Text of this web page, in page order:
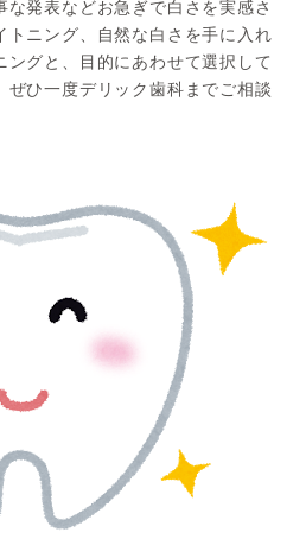
発表などお急ぎで白さを実感さ
トニング、自然な白さを手に入れ
ングと、目的にあわせて選択して
ぜひ一度デリック歯科までご相談